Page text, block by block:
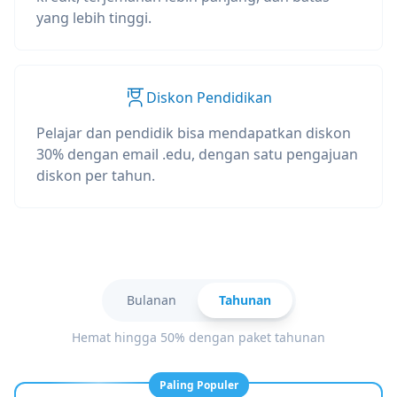
yang lebih tinggi.
Diskon Pendidikan
Pelajar dan pendidik bisa mendapatkan diskon
30% dengan email .edu, dengan satu pengajuan
diskon per tahun.
Bulanan Tahunan
Hemat hingga 50% dengan paket tahunan
Paling Populer